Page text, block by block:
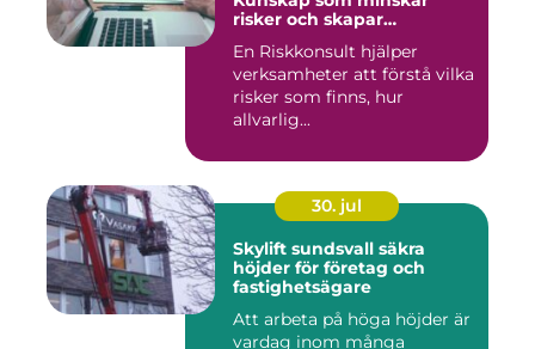
risker och skapar
En Riskkonsult hjälper
verksamheter att förstå vilka
risker som finns, hur
allvarlig...
30. jul
Skylift sundsvall säkra
höjder för företag och
fastighetsägare
Att arbeta på höga höjder är
vardag inom många